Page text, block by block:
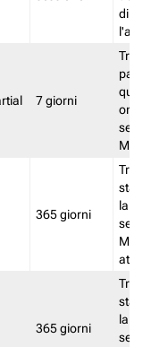
7 giorni
365 giorni
stata
la
365 giorni
stata
la